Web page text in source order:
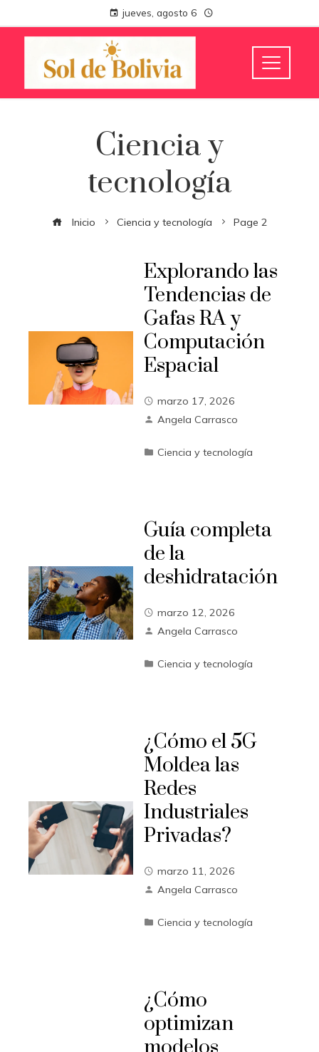
jueves, agosto 6
Ciencia y
tecnología
Inicio Ciencia y tecnología Page 2
Explorando las
Tendencias de
Gafas RA y
Computación
Espacial
marzo 17, 2026
Angela Carrasco
Ciencia y tecnología
Guía completa
de la
deshidratación
marzo 12, 2026
Angela Carrasco
Ciencia y tecnología
¿Cómo el 5G
Moldea las
Redes
Industriales
Privadas?
marzo 11, 2026
Angela Carrasco
Ciencia y tecnología
¿Cómo
optimizan